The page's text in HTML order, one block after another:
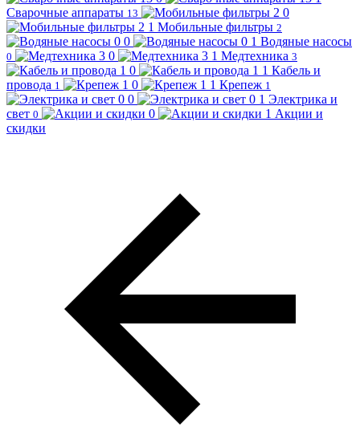
Сварочные аппараты 13
Мобильные фильтры 2
Водяные насосы
0 Медтехника 3
Кабель и
провода 1 Крепеж 1
Электрика и
свет 0
Акции и
скидки